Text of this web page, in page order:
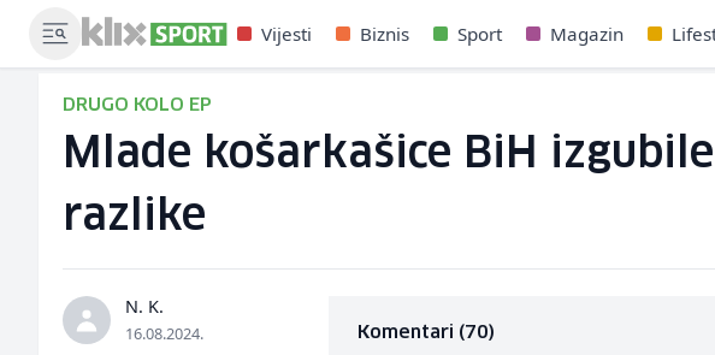
Vijesti Biznis Sport Magazin
DRUGO KOLO EP
Mlade košarkašice BiH
razlike
N. K.
16.08.2024. Komentari (70)